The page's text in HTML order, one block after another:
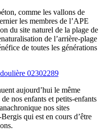
comme les vallons de
les membres de l’APE
du site naturel de la plage de
de l’arrière-plage
de toutes les générations
aujourd’hui le même
nos enfants et petits-enfants
nos sites
qui est en cours d’être